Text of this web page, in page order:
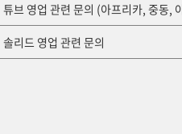
튜브 영업 관련 문의 (아프리카, 중동,
솔리드 영업 관련 문의